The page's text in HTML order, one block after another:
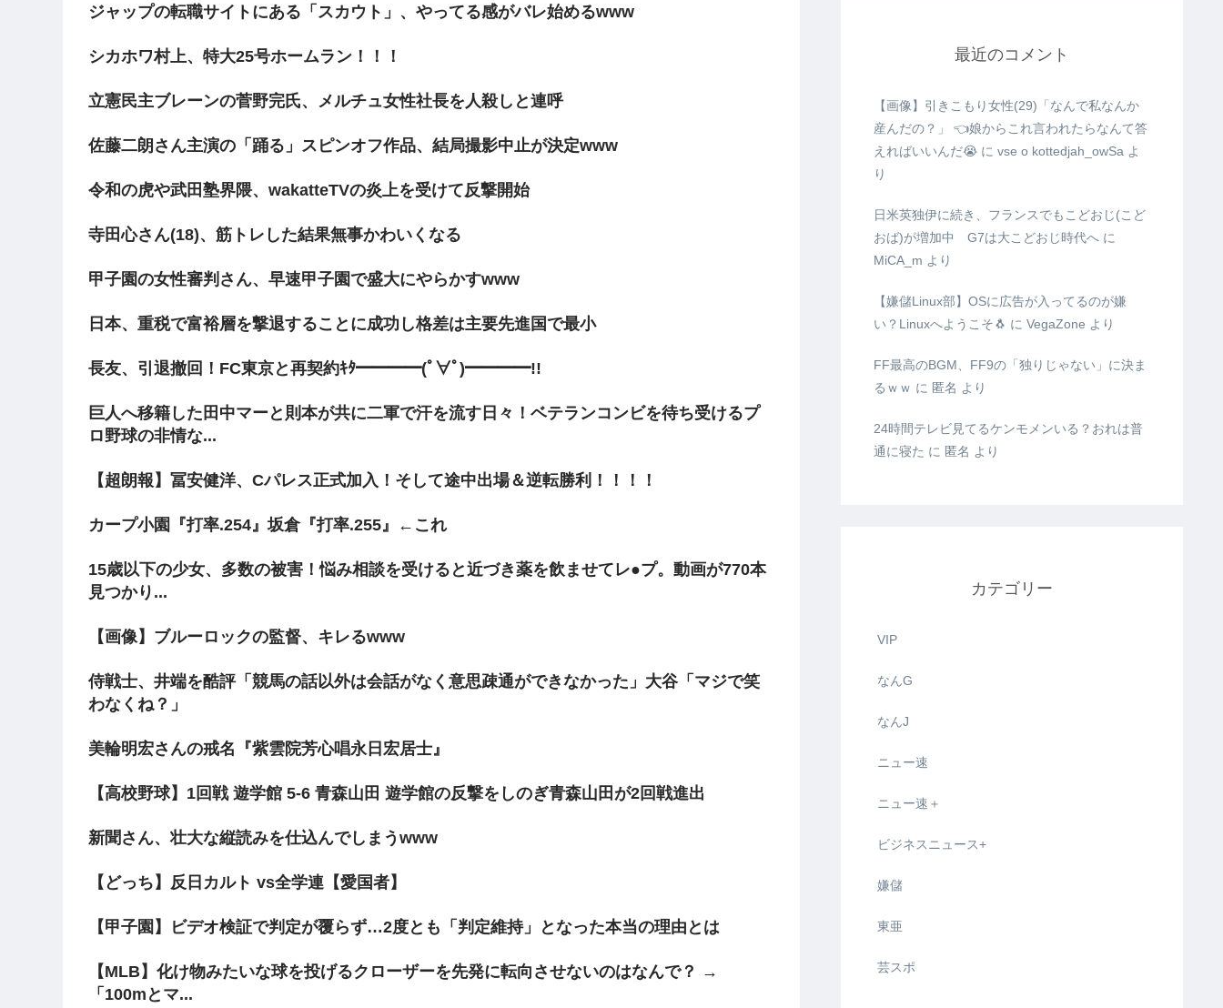
ジャップの転職サイトにある「スカウト」、やってる感がバレ始めるwww
シカホワ村上、特大25号ホームラン！！！
立憲民主ブレーンの菅野完氏、メルチュ女性社長を人殺しと連呼
佐藤二朗さん主演の「踊る」スピンオフ作品、結局撮影中止が決定www
令和の虎や武田塾界隈、wakatteTVの炎上を受けて反撃開始
寺田心さん(18)、筋トレした結果無事かわいくなる
甲子園の女性審判さん、早速甲子園で盛大にやらかすwww
日本、重税で富裕層を撃退することに成功し格差は主要先進国で最小
長友、引退撤回！FC東京と再契約ｷﾀ━━━━(ﾟ∀ﾟ)━━━━!!
巨人へ移籍した田中マーと則本が共に二軍で汗を流す日々！ベテランコンビを待ち受けるプ
ロ野球の非情な...
【超朗報】冨安健洋、Cパレス正式加入！そして途中出場＆逆転勝利！！！！
カープ小園『打率.254』坂倉『打率.255』←これ
15歳以下の少女、多数の被害！悩み相談を受けると近づき薬を飲ませてレ●プ。動画が770本
見つかり...
【画像】ブルーロックの監督、キレるwww
侍戦士、井端を酷評「競馬の話以外は会話がなく意思疎通ができなかった」大谷「マジで笑
わなくね？」
美輪明宏さんの戒名『紫雲院芳心唱永日宏居士』
【高校野球】1回戦 遊学館 5-6 青森山田 遊学館の反撃をしのぎ青森山田が2回戦進出
新聞さん、壮大な縦読みを仕込んでしまうwww
【どっち】反日カルト vs全学連【愛国者】
【甲子園】ビデオ検証で判定が覆らず…2度とも「判定維持」となった本当の理由とは
【MLB】化け物みたいな球を投げるクローザーを先発に転向させないのはなんで？ →
「100mとマ...
最近のコメント
【画像】引きこもり女性(29)「なんで私なんか
産んだの？」 👈娘からこれ言われたらなんて答
えればいいんだ😭 に vse o kottedjah_owSa よ
り
日米英独伊に続き、フランスでもこどおじ(こど
おば)が増加中 G7は大こどおじ時代へ に
MiCA_m より
【嫌儲Linux部】OSに広告が入ってるのが嫌
い？Linuxへようこそ🐧 に VegaZone より
FF最高のBGM、FF9の「独りじゃない」に決ま
るｗｗ に 匿名 より
24時間テレビ見てるケンモメンいる？おれは普
通に寝た に 匿名 より
カテゴリー
VIP
なんG
なんJ
ニュー速
ニュー速＋
ビジネスニュース+
嫌儲
東亜
芸スポ